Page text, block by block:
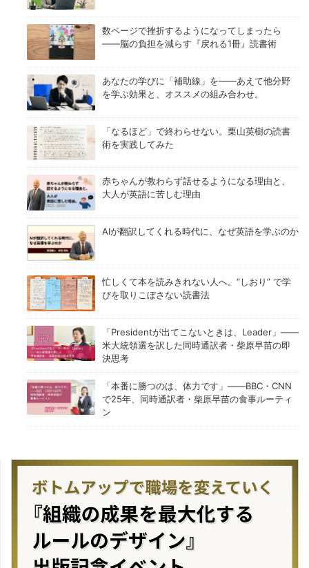
数ページで挫折するようになってしまったら
——脳の負担を減らす『戻れる1冊』読書術
あなたの学びに「補助線」を——あえて他分野
を学ぶ効果と、オススメの組み合わせ。
「なるほど」で終わらせない。栗山英樹の読書
術を実践してみた
赤ちゃんが教わらず話せるようになる理由と、
大人が英語に苦しむ理由
AIが翻訳してくれる時代に、なぜ英語を学ぶのか
忙しくて本を読みきれない人へ。“しおり” で学
びを取りこぼさない読書法
「Presidentが出てこないときは、Leader」——
米大統領選を訳した同時通訳者・柴原早苗の即
決思考
「本番に勝つのは、体力です」——BBC・CNN
で25年、同時通訳者・柴原早苗の食事ルーティ
ン